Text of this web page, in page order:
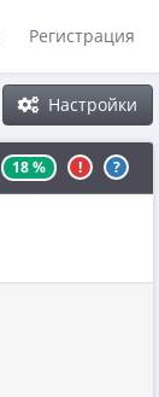
Регистрация
Настройки
18 % ! ?